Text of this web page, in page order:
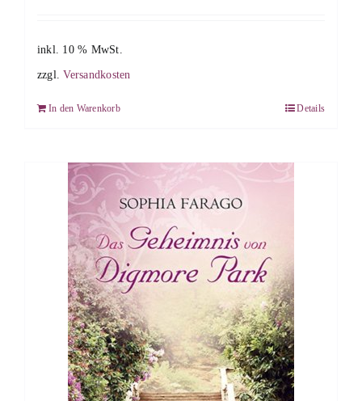
inkl. 10 % MwSt.
zzgl.Versandkosten
In den Warenkorb Details